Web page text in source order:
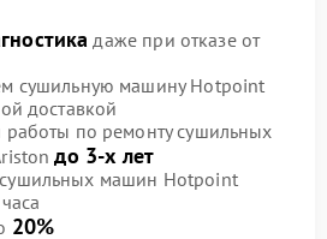
даже при отказе от
сушильную машину Hotpoint
доставкой
работы по ремонту сушильных
до 3-х лет
машин Hotpoint
20%